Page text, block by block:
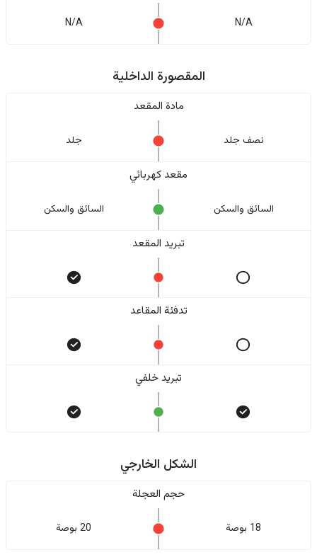
N/A
N/A
المقصورة الداخلية
مادة المقعد
نصف جلد جلد
مقعد كهربائي
السائق والسکن السائق والسکن
تبريد المقعد
تدفئة المقاعد
تبريد خلفي
الشكل الخارجي
حجم العجلة
18 بوصة 20 بوصة